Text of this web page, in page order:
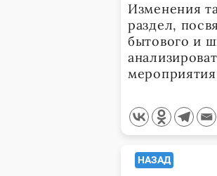
Изменения
раздел,
бытового и
<span
НАЗАД